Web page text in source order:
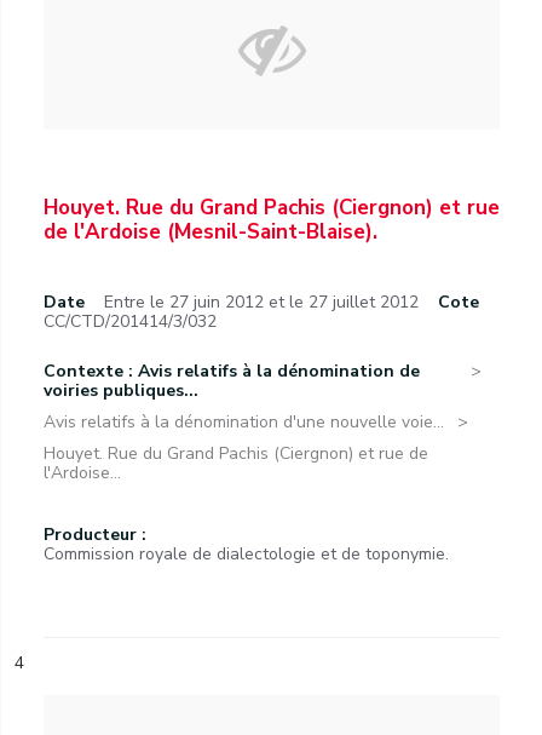
Houyet. Rue du Grand Pachis (Ciergnon) et rue
de l'Ardoise (Mesnil-Saint-Blaise).
Date Entre le 27 juin 2012 et le 27 juillet 2012
Cote
CC/CTD/201414/3/032
Contexte : Avis relatifs à la dénomination de
voiries publiques...
Avis relatifs à la dénomination d'une nouvelle voie...
Houyet. Rue du Grand Pachis (Ciergnon) et rue de
l'Ardoise...
Producteur :
Commission royale de dialectologie et de toponymie.
4